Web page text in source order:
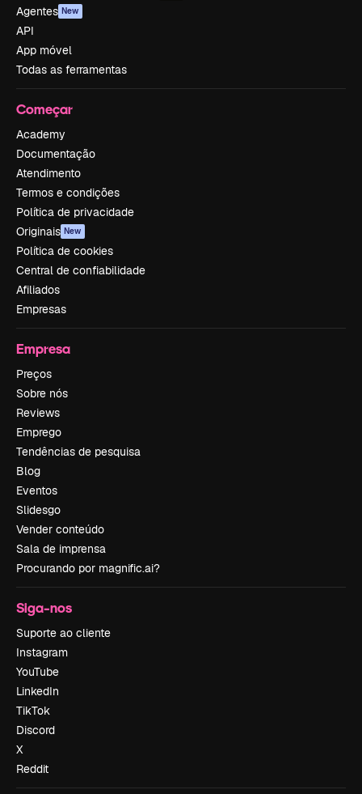
Agentes New
API
App móvel
Todas as ferramentas
Começar
Academy
Documentação
Atendimento
Termos e condições
Política de privacidade
Originais New
Política de cookies
Central de confiabilidade
Afiliados
Empresas
Empresa
Preços
Sobre nós
Reviews
Emprego
Tendências de pesquisa
Blog
Eventos
Slidesgo
Vender conteúdo
Sala de imprensa
Procurando por magnific.ai?
Siga-nos
Suporte ao cliente
Instagram
YouTube
LinkedIn
TikTok
Discord
X
Reddit